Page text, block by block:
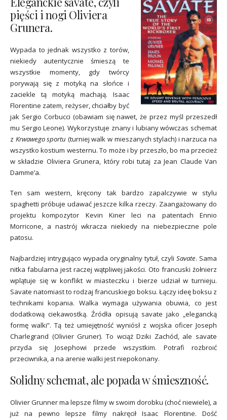
pięści i nogi Oliviera
Grunera.
Wypada to jednak wszystko z torów,
niekiedy autentycznie śmieszą te
wszystkie momenty, gdy twórcy
porywają się z motyką na słońce i
zaciekle tą motyką machają. Isaac
Florentine zatem, reżyser, chciałby być
jak Sergio Corbucci (obawiam się nawet, że przez myśl przeszedł
mu Sergio Leone). Wykorzystuje znany i lubiany wówczas schemat
z Krwawego sportu (turniej walk w mieszanych stylach) i narzuca na
wszystko kostium westernu. To może i by przeszło, bo ma przecież
w składzie Oliviera Grunera, który robi tutaj za Jean Claude Van
Damme’a.
Ten sam western, kręcony tak bardzo zapalczywie w stylu
spaghetti próbuje udawać jeszcze kilka rzeczy. Zaangażowany do
projektu kompozytor Kevin Kiner leci na patentach Ennio
Morricone, a nastrój wkracza niekiedy na niebezpieczne pole
patosu.
Najbardziej intrygująco wypada oryginalny tytuł, czyli Savate. Sama
nitka fabularna jest raczej wątpliwej jakości. Oto francuski żołnierz
wplątuje się w konflikt w miasteczku i bierze udział w turnieju.
Savate natomiast to rodzaj francuskiego boksu. Łączy ideę boksu z
technikami kopania. Walka wymaga używania obuwia, co jest
dodatkową ciekawostką. Źródła opisują savate jako „elegancką
formę walki”. Tą też umiejętność wyniósł z wojska oficer Joseph
Charlegrand (Olivier Gruner). To wciąż Dziki Zachód, ale savate
przyda się Josephowi przede wszystkim. Potrafi rozbroić
przeciwnika, a na arenie walki jest niepokonany.
Solidny schemat, ale popada w śmieszność.
Olivier Grunner ma lepsze filmy w swoim dorobku (choć niewiele), a
już na pewno lepsze filmy nakręcił Isaac Florentine. Dość